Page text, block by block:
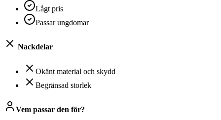
Lågt pris
Passar ungdomar
Nackdelar
Okänt material och skydd
Begränsad storlek
Vem passar den för?